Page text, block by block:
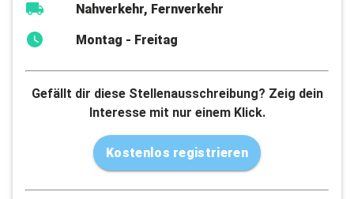
Nahverkehr, Fernverkehr
Montag - Freitag
Gefällt dir diese Stellenausschreibung? Zeig dein
Interesse mit nur einem Klick.
Kostenlos registrieren